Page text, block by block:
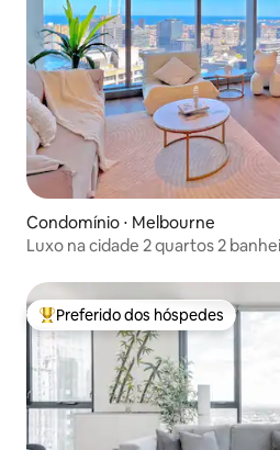
Condomínio ⋅ Melbourne
Luxo na cidade 2 quartos 2
Entre os melhores preferidos dos
Preferido dos hóspedes